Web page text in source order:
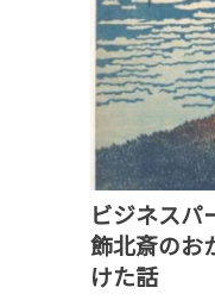
ビジネスパ
飾北斎のお
けた話